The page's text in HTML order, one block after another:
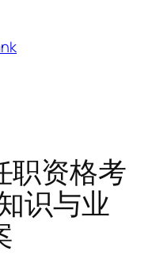
职资格考
识与业